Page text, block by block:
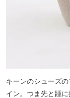
キーンのシューズ
イン。つま先と踵